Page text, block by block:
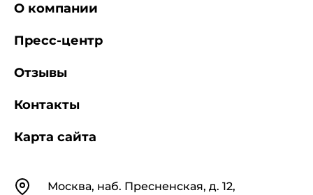
КонтактыМосква, наб. Пресненская, д. 12,
О компании
Пресс-центр
Отзывы
Контакты
Карта сайта